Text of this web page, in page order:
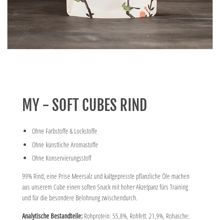
MY - SOFT CUBES RIND
Ohne Farbstoffe & Lockstoffe
Ohne künstliche Aromastoffe
Ohne Konservierungsstoff
99% Rind, eine Prise Meersalz und kaltgepresste pflanzliche Öle machen
aus unserem Cube einen soften Snack mit hoher Akzetpanz fürs Training
und für die besondere Belohnung zwischendurch.
Analytische Bestandteile: Rohprotein: 55,8%, Rohfett: 21,9%, Rohasche: